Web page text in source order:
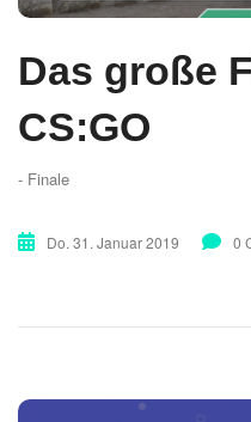
Das große
CS:GO
- Finale
Do. 31. Januar 2019 0